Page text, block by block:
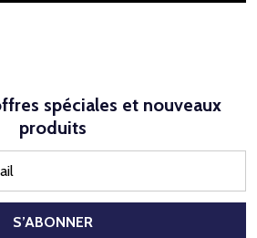
spéciales et nouveaux
produits
S’ABONNER